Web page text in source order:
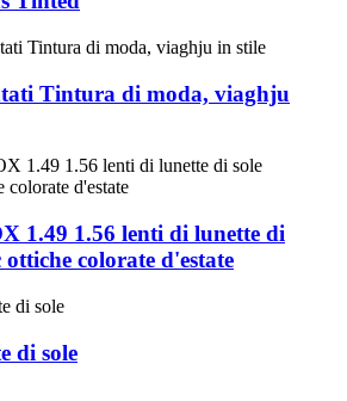
Tintura di moda, viaghju
1.49 1.56 lenti di lunette di
ottiche colorate d'estate
di sole